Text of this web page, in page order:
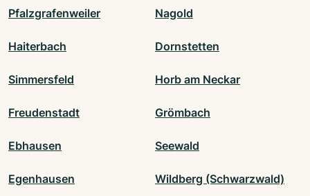
Pfalzgrafenweiler Nagold
Haiterbach Dornstetten
Simmersfeld Horb am Neckar
Freudenstadt Grömbach
Ebhausen Seewald
Egenhausen Wildberg (Schwarzwald)